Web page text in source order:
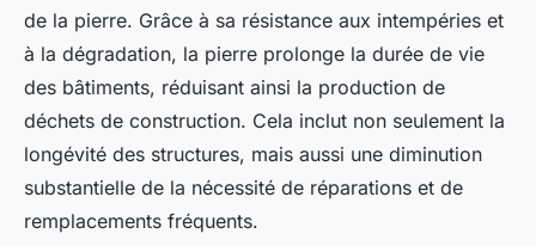
de la pierre. Grâce à sa résistance aux intempéries et
à la dégradation, la pierre prolonge la durée de vie
des bâtiments, réduisant ainsi la production de
déchets de construction. Cela inclut non seulement la
longévité des structures, mais aussi une diminution
substantielle de la nécessité de réparations et de
remplacements fréquents.